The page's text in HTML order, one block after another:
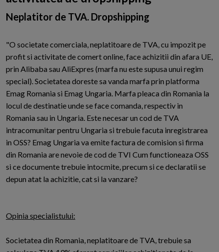
Neplatitor de TVA. Dropshipping
"O societate comerciala, neplatitoare de TVA, cu impozit pe
profit si activitate de comert online, face achizitii din afara UE,
prin Alibaba sau AliExpres (marfa nu este supusa unui regim
special). Societatea doreste sa vanda marfa prin platforma
Emag Romania si Emag Ungaria. Marfa pleaca din Romania la
locul de destinatie unde se face comanda, respectiv in
Romania sau in Ungaria. Este necesar un cod de TVA
intracomunitar pentru Ungaria si trebuie facuta inregistrarea
in OSS? Emag Ungaria va emite factura de comision si firma
din Romania are nevoie de cod de TVI Cum functioneaza OSS
si ce documente trebuie intocmite, precum si ce declaratii se
depun atat la achizitie, cat si la vanzare?
Opinia specialistului:
Societatea din Romania, neplatitoare de TVA, trebuie sa